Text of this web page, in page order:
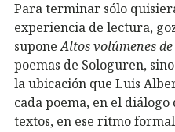
Para terminar sólo
experiencia de lectura,
suponeAltos volúmenes
poemas de Sologuren,
la ubicación que Luis
cada poema, en el
textos, en ese ritmo